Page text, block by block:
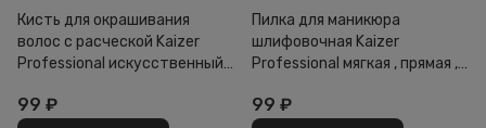
Кисть для окрашивания
волос с расческой Kaizer
Professional искусственный
99 ₽
Пилка для маникюра
шлифовочная Kaizer
Professional мягкая , прямая ,
100/180 , 180мм Черная
99 ₽